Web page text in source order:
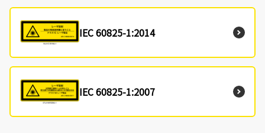
IEC 60825-1:2014
IEC 60825-1:2007